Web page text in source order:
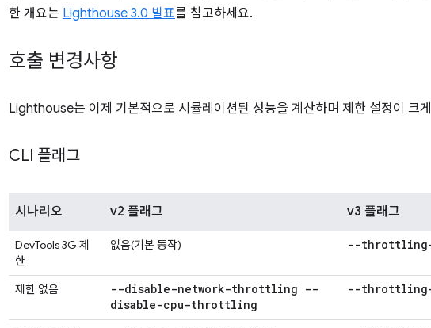
한 개요는 Lighthouse 3.0 발표를 참고하세요.
호출 변경사항
Lighthouse는 이제 기본적으로 시뮬레이션된 성능을 계산하며 제한 설정이 크
CLI 플래그
시나리오 v2 플래그 v3 플래그
DevTools 3G 제
한
없음(기본 동작) --throttling-
제한 없음
--disable-network-throttling --
disable-cpu-throttling
--throttling-